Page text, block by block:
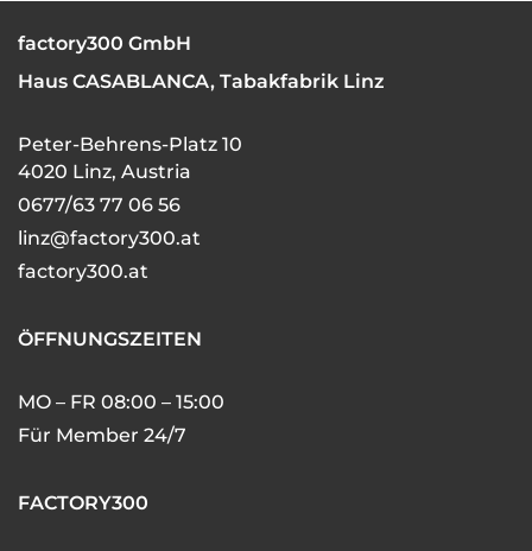
factory300 GmbH
Haus CASABLANCA, Tabakfabrik Linz
Peter-Behrens-Platz 10
4020 Linz, Austria
0677/63 77 06 56
linz@factory300.at
factory300.at
ÖFFNUNGSZEITEN
MO – FR 08:00 – 15:00
Für Member 24/7
FACTORY300